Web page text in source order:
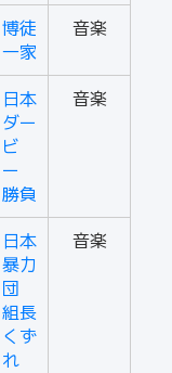
博徒
一家
音楽
日本
ダー
ビ
ー
勝負
音楽
日本
暴力
団
組長
くず
れ
音楽